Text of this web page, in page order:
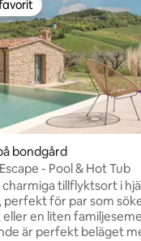
betyg, 98 omdömen
gästfavorit
bondgård
- Pool & Hot Tub
charmiga tillflyktsort i
perfekt för par som
en liten
är perfekt beläget